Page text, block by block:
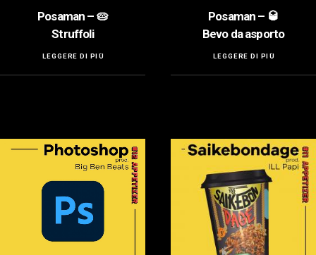
Posaman – 🥧
Struffoli
LEGGERE DI PIÙ
Posaman – 🥃
Bevo da asporto
LEGGERE DI PIÙ